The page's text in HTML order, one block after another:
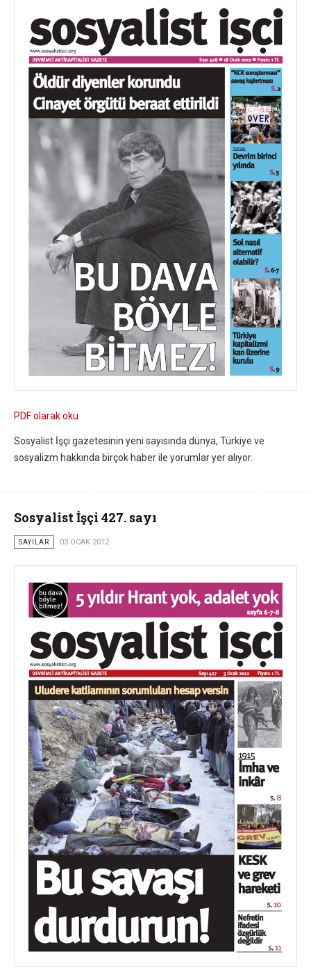
PDF olarak oku
Sosyalist İşçi gazetesinin yeni sayısında dünya, Türkiye ve
sosyalizm hakkında birçok haber ile yorumlar yer alıyor.
Sosyalist İşçi 427. sayı
SAYILAR 03 OCAK 2012